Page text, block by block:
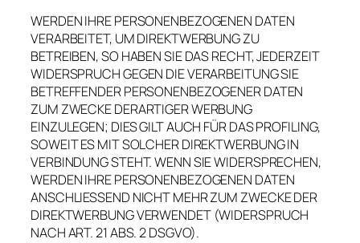
WERDEN IHRE PERSONENBEZOGENEN DATEN
VERARBEITET, UM DIREKTWERBUNG ZU
BETREIBEN, SO HABEN SIE DAS RECHT, JEDERZEIT
WIDERSPRUCH GEGEN DIE VERARBEITUNG SIE
BETREFFENDER PERSONENBEZOGENER DATEN
ZUM ZWECKE DERARTIGER WERBUNG
EINZULEGEN; DIES GILT AUCH FÜR DAS PROFILING,
SOWEIT ES MIT SOLCHER DIREKTWERBUNG IN
VERBINDUNG STEHT. WENN SIE WIDERSPRECHEN,
WERDEN IHRE PERSONENBEZOGENEN DATEN
ANSCHLIESSEND NICHT MEHR ZUM ZWECKE DER
DIREKTWERBUNG VERWENDET (WIDERSPRUCH
NACH ART. 21 ABS. 2 DSGVO).